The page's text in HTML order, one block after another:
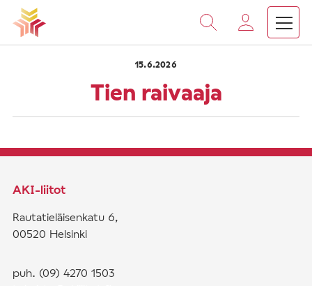
Vieritä
sisältöön
Etusivu Tien raivaaja
15.6.2026
Tien raivaaja
AKI-liitot
Rautatieläisenkatu 6,
00520 Helsinki
puh. (09) 4270 1503